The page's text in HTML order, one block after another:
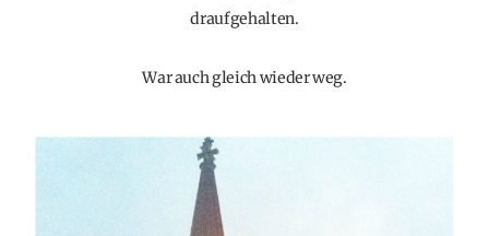
draufgehalten.
War auch gleich wieder weg.